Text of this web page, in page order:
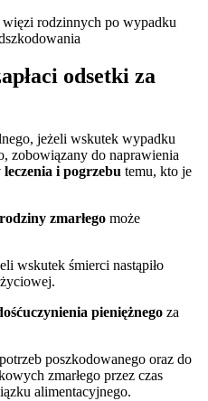
odsetki za
jeżeli wskutek wypadku
zobowiązany do naprawienia
i pogrzebu temu, kto je
zmarłego może
wskutek śmierci nastąpiło
pieniężnego za
poszkodowanego oraz do
zmarłego przez czas
alimentacyjnego.